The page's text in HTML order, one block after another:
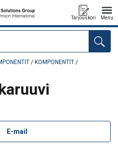
Tarjouskori Menu
/ KOMPONENTIT /
E-mail